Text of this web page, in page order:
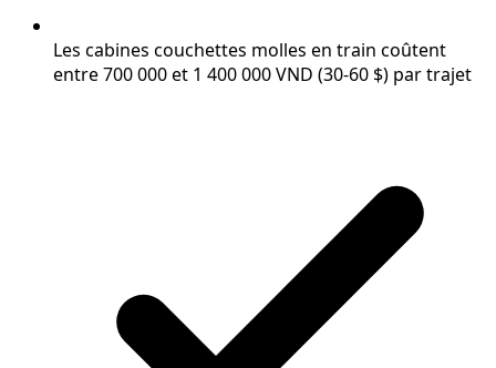
Les cabines couchettes molles en train coûtent
entre 700 000 et 1 400 000 VND (30-60 $) par trajet